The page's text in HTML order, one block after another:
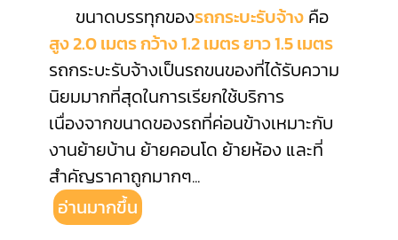
ขนาดบรรทุกของรถกระบะรับจ้างคือ
สูง 2.0 เมตร กว้าง 1.2 เมตร ยาว 1.5 เมตร
รถกระบะรับจ้างเป็นรถขนของที่ได้รับความ
นิยมมากที่สุดในการเรียกใช้บริการ
เนื่องจากขนาดของรถที่ค่อนข้างเหมาะกับ
งานย้ายบ้าน ย้ายคอนโด ย้ายห้อง และที่
สำคัญราคาถูกมากๆ...
อ่านมากขึ้น